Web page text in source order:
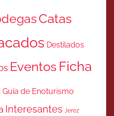
Catas
Destilados
Eventos Ficha
Guía de Enoturismo
Interesantes Jerez